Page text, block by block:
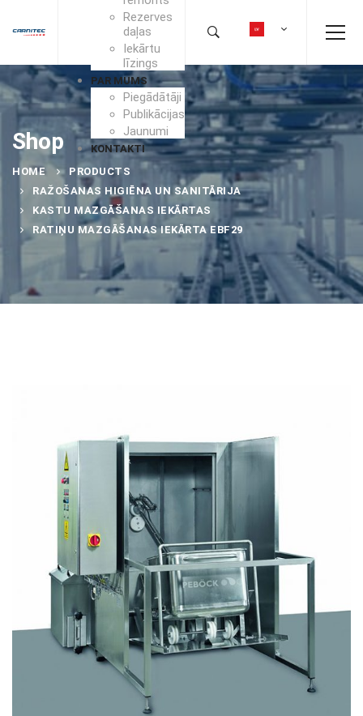
Rezerves
daļas
Iekārtu
līzings
PAR MUMS
Piegādātāji
Publikācijas
Jaunumi
KONTAKTI
Shop
HOME
PRODUCTS
RAŽOŠANAS HIGIĒNA UN SANITĀRIJA
KASTU MAZGĀŠANAS IEKĀRTAS
RATIŅU MAZGĀŠANAS IEKĀRTA EBF29